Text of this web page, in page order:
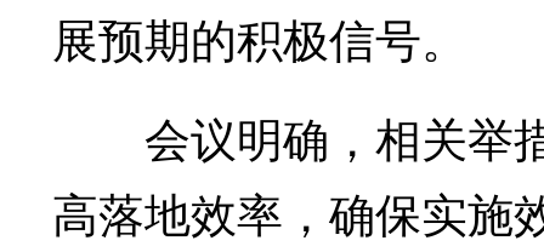
展预期的积极信号。
会议明确，相关举
高落地效率，确保实施